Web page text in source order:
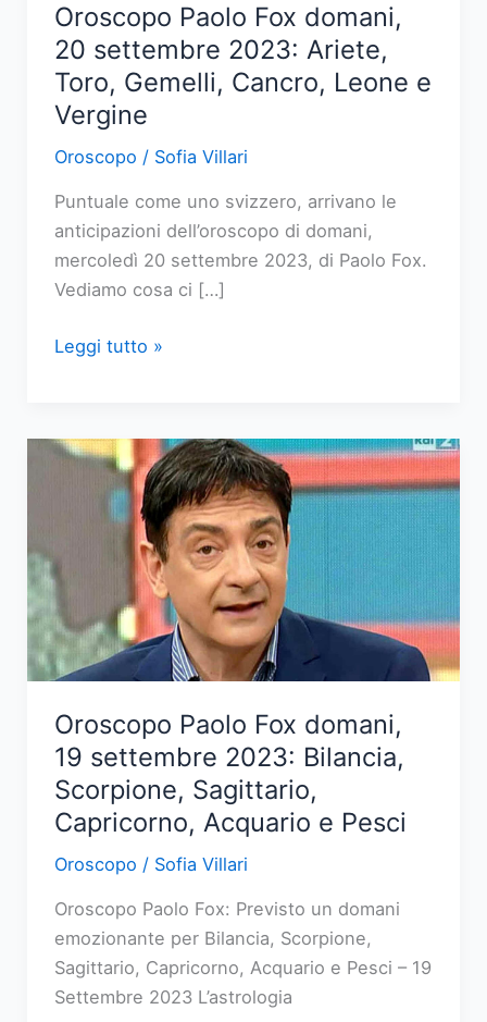
Oroscopo Paolo Fox domani,
20 settembre 2023: Ariete,
Toro, Gemelli, Cancro, Leone e
Vergine
Oroscopo / Sofia Villari
Puntuale come uno svizzero, arrivano le
anticipazioni dell’oroscopo di domani,
mercoledì 20 settembre 2023, di Paolo Fox.
Vediamo cosa ci […]
Oroscopo
20
settembre
Toro,
Gemelli,
Cancro,
Leone
Vergine
Leggi tutto »
Oroscopo Paolo Fox domani,
19 settembre 2023: Bilancia,
Scorpione, Sagittario,
Capricorno, Acquario e Pesci
Oroscopo / Sofia Villari
Oroscopo Paolo Fox: Previsto un domani
emozionante per Bilancia, Scorpione,
Sagittario, Capricorno, Acquario e Pesci – 19
Settembre 2023 L’astrologia